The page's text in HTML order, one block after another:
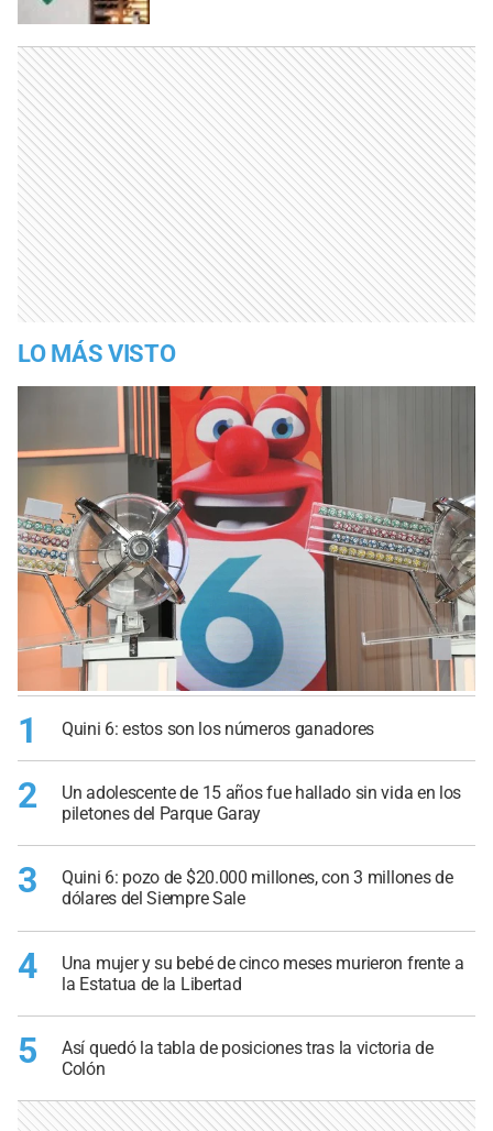
LO MÁS VISTO
1 Quini 6: estos son los números ganadores
2
Un adolescente de 15 años fue hallado sin vida en los
piletones del Parque Garay
3
Quini 6: pozo de $20.000 millones, con 3 millones de
dólares del Siempre Sale
4
Una mujer y su bebé de cinco meses murieron frente a
la Estatua de la Libertad
5
Así quedó la tabla de posiciones tras la victoria de
Colón